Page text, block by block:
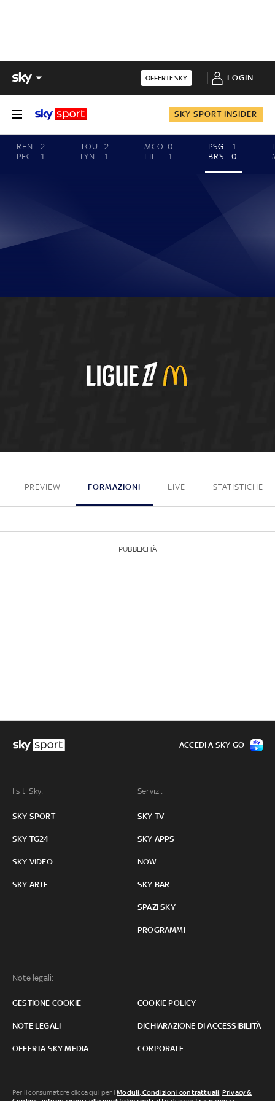
OFFERTE SKY LOGIN
SKY SPORT INSIDER
REN
2
PFC
1
TOU
2
LYN
1
MCO 0
LIL
1
PSG
1
BRS
0
1 - 0
PREVIEW FORMAZIONI LIVE STATISTICHE
PUBBLICITÀ
I siti Sky:
SKY SPORT
SKY TG24
SKY VIDEO
SKY ARTE
Servizi:
SKY TV
SKY APPS
NOW
SKY BAR
SPAZI SKY
PROGRAMMI
Note legali:
GESTIONE COOKIE COOKIE POLICY
NOTE LEGALI DICHIARAZIONE DI ACCESSIBILITÀ
OFFERTA SKY MEDIA CORPORATE
ACCEDI A SKY GO
Per il consumatore clicca qui per iModuli, Condizioni contrattuali Privacy &